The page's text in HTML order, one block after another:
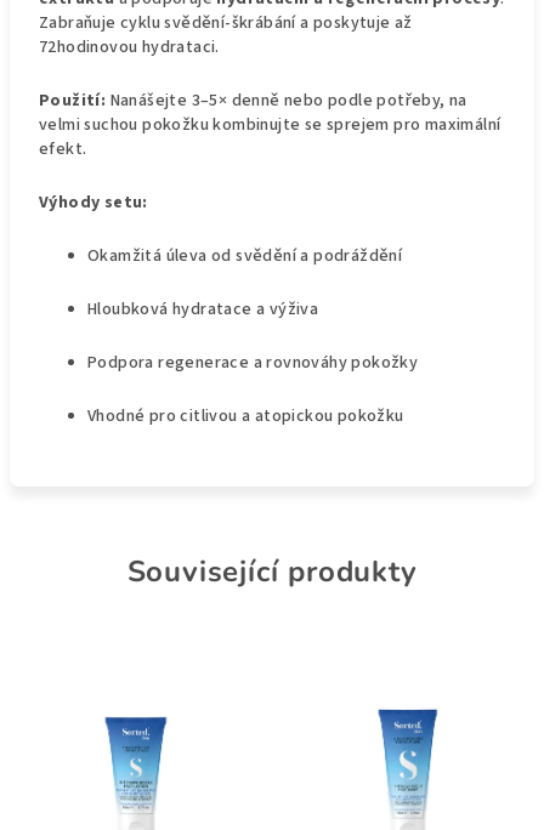
Zabraňuje cyklu svědění-škrábání a poskytuje až
72hodinovou hydrataci.
Použití: Nanášejte 3–5× denně nebo podle potřeby, na
velmi suchou pokožku kombinujte se sprejem pro maximální
efekt.
Výhody setu:
Okamžitá úleva od svědění a podráždění
Hloubková hydratace a výživa
Podpora regenerace a rovnováhy pokožky
Vhodné pro citlivou a atopickou pokožku
Související produkty